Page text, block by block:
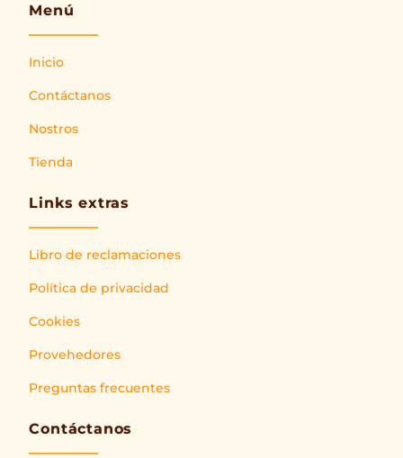
Menú
Inicio
Contáctanos
Nostros
Tienda
Links extras
Libro de reclamaciones
Política de privacidad
Cookies
Provehedores
Preguntas frecuentes
Contáctanos